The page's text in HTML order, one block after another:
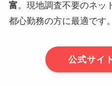
富。現地調査不要のネッ
都心勤務の方に最適です。
公式サイ